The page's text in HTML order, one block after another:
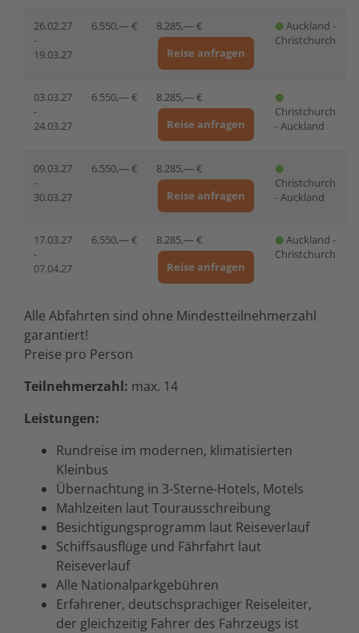
26.02.27
-
19.03.27
6.550,— €
8.285,— €
Reise anfragen
Auckland -
Christchurch
03.03.27
-
24.03.27
6.550,— €
8.285,— €
Reise anfragen
Christchurch
- Auckland
09.03.27
-
30.03.27
6.550,— €
8.285,— €
Reise anfragen
Christchurch
- Auckland
17.03.27
-
07.04.27
6.550,— €
8.285,— €
Reise anfragen
Auckland -
Christchurch
Alle Abfahrten sind ohne Mindestteilnehmerzahl
garantiert!
Preise pro Person
Teilnehmerzahl: max. 14
Leistungen:
Rundreise im modernen, klimatisierten
Kleinbus
Übernachtung in 3-Sterne-Hotels, Motels
Mahlzeiten laut Tourausschreibung
Besichtigungsprogramm laut Reiseverlauf
Schiffsausflüge und Fährfahrt laut
Reiseverlauf
Alle Nationalparkgebühren
Erfahrener, deutschsprachiger Reiseleiter,
der gleichzeitig Fahrer des Fahrzeugs ist